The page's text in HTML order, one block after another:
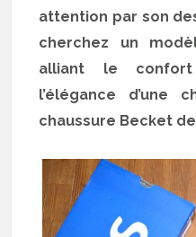
attention par son
cherchez un
alliant le
l’élégance d’une
chaussure Becket